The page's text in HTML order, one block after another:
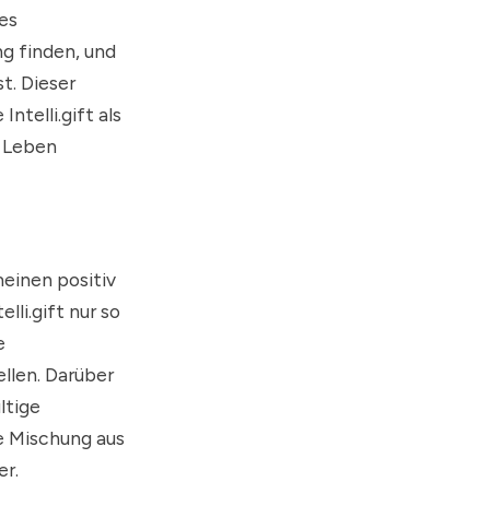
finden, und
Dieser
Intelli.gift als
positiv
nur so
Darüber
aus